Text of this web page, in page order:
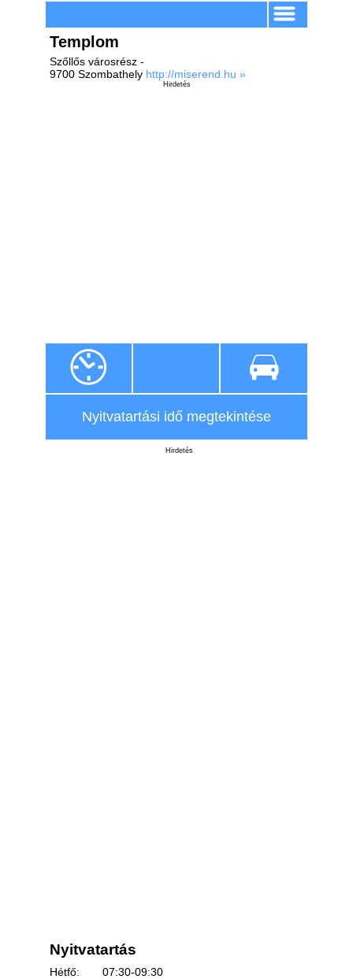
Templom
Szőllős városrész -
9700 Szombathely http://miserend.hu »
Hirdetés
Nyitvatartási idő megtekintése
Hirdetés
Nyitvatartás
Hétfő:
07:30-09:30